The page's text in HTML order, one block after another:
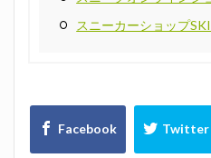
スニーカーショップ